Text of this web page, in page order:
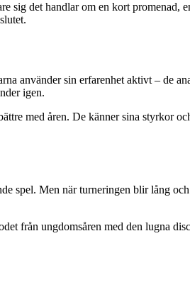
sig det handlar om en kort
använder sin erfarenhet aktivt – de
igen.
med åren. De känner sina styrkor
spel. Men när turneringen blir lång
från ungdomsåren med den lugna